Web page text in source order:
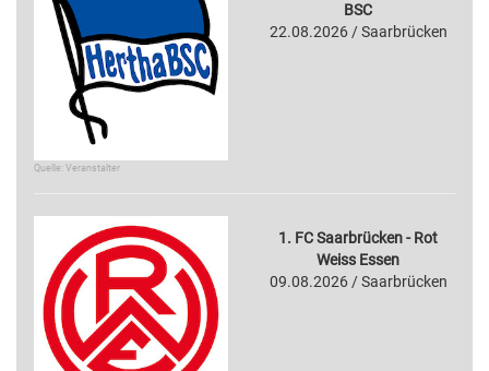
Quelle: Veranstalter
BSC
22.08.2026 / Saarbrücken
1. FC Saarbrücken - Rot
Weiss Essen
09.08.2026 / Saarbrücken